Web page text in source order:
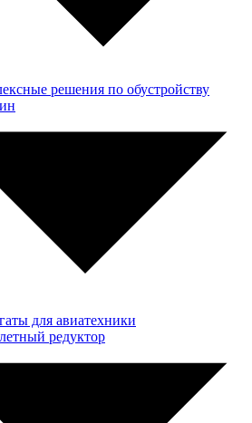
решения по обустройству
для авиатехники
редуктор